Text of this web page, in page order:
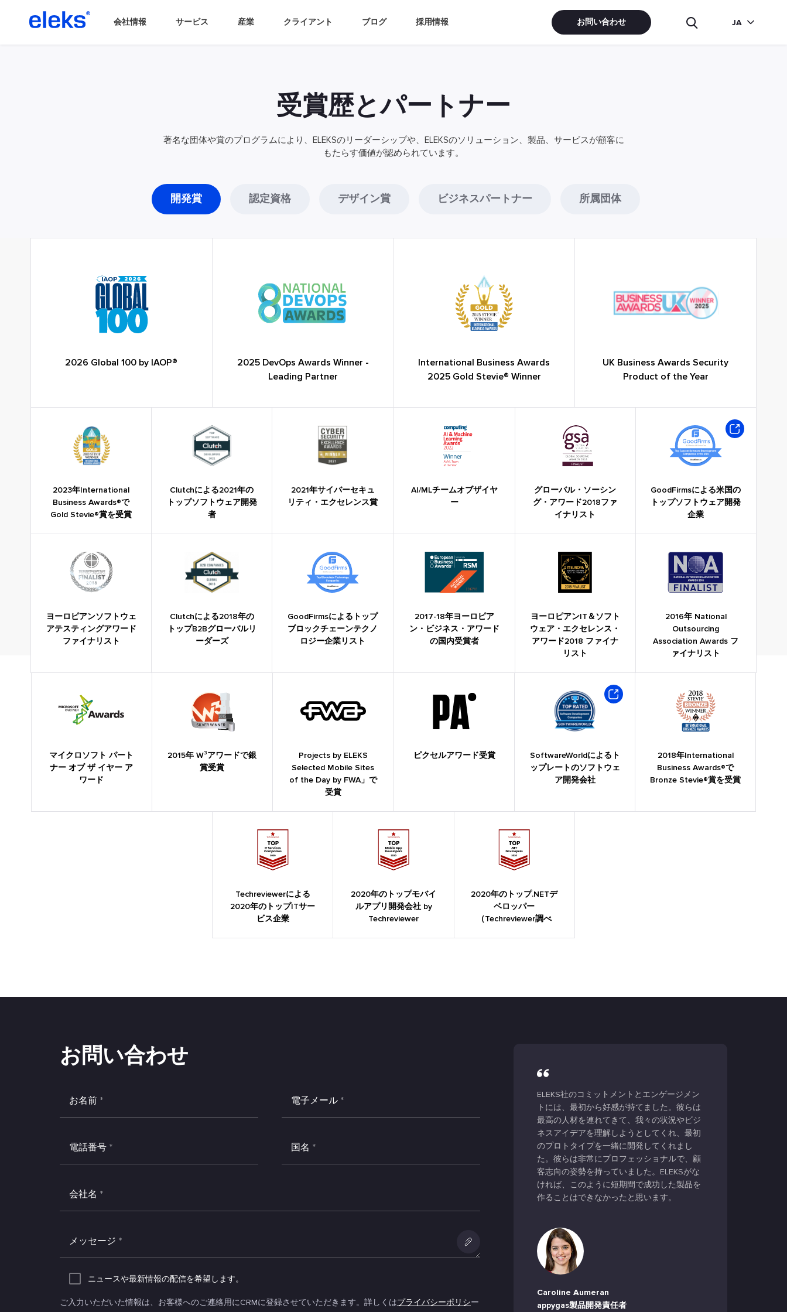
会社情報 サービス 産業 クライアント ブログ 採用情報 お問い合わせ JA
受賞歴とパートナー
著名な団体や賞のプログラムにより、ELEKSのリーダーシップや、ELEKSのソリューション、製品、サービスが顧客に
もたらす価値が認められています。
開発賞 認定資格 デザイン賞 ビジネスパートナー 所属団体
2026 Global 100 by IAOP®
2025 DevOps Awards Winner -
Leading Partner
International Business Awards
2025 Gold Stevie® Winner
UK Business Awards Security
Product of the Year
2023年International
Business Awards®で
Gold Stevie®賞を受賞
Clutchによる2021年の
トップソフトウェア開発
者
2021年サイバーセキュ
リティ・エクセレンス賞
AI/MLチームオブザイヤ
ー
グローバル・ソーシン
グ・アワード2018ファ
イナリスト
GoodFirmsによる米国の
トップソフトウェア開発
企業
ヨーロピアンソフトウェ
アテスティングアワード
ファイナリスト
Clutchによる2018年の
トップB2Bグローバルリ
ーダーズ
GoodFirmsによるトップ
ブロックチェーンテクノ
ロジー企業リスト
2017-18年ヨーロピア
ン・ビジネス・アワード
の国内受賞者
ヨーロピアンIT＆ソフト
ウェア・エクセレンス・
アワード2018 ファイナ
リスト
2016年 National
Outsourcing
Association Awards フ
ァイナリスト
マイクロソフト パート
ナー オブ ザ イヤー ア
ワード
2015年 W³アワードで銀
賞受賞
Projects by ELEKS
Selected Mobile Sites
of the Day by FWA」で
受賞
ピクセルアワード受賞
SoftwareWorldによるト
ップレートのソフトウェ
ア開発会社
2018年International
Business Awards®で
Bronze Stevie®賞を受賞
Techreviewerによる
2020年のトップITサー
ビス企業
2020年のトップモバイ
ルアプリ開発会社 by
Techreviewer
2020年のトップ.NETデ
ベロッパー
（Techreviewer調べ
お問い合わせ
お名前 * 電子メール *
電話番号 * 国名 *
会社名 *
メッセージ *
添付フ
ニュースや最新情報の配信を希望します。
ご入力いただいた情報は、お客様へのご連絡用にCRMに登録させていただきます。詳しくはプライバシーポリシー
ELEKS社のコミットメントとエンゲージメン
トには、最初から好感が持てました。彼らは
最高の人材を連れてきて、我々の状況やビジ
ネスアイデアを理解しようとしてくれ、最初
のプロトタイプを一緒に開発してくれまし
た。彼らは非常にプロフェッショナルで、顧
客志向の姿勢を持っていました。ELEKSがな
ければ、このように短期間で成功した製品を
作ることはできなかったと思います。
Caroline Aumeran
appygas製品開発責任者